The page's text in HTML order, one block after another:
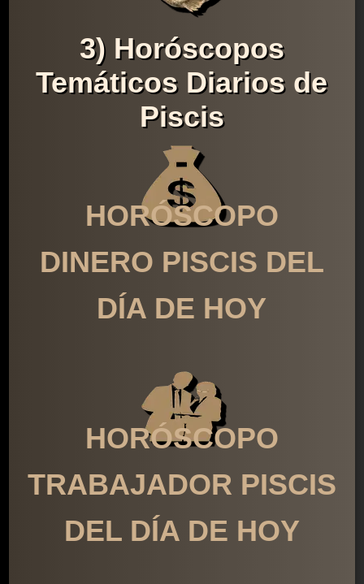
3) Horóscopos
Temáticos Diarios de
Piscis
HORÓSCOPO
DINERO PISCIS DEL
DÍA DE HOY
HORÓSCOPO
TRABAJADOR PISCIS
DEL DÍA DE HOY